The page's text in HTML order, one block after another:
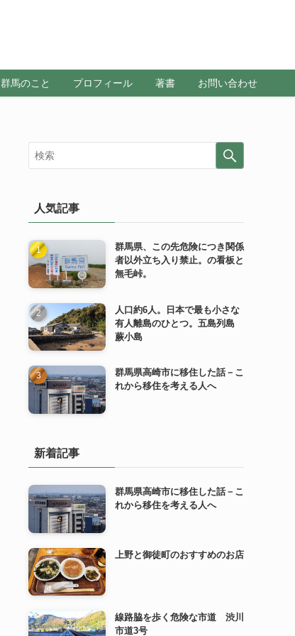
群馬のこと プロフィール 著書 お問い合わせ
人気記事
群馬県、この先危険につき関係
者以外立ち入り禁止。の看板と
無毛峠。
人口約6人。日本で最も小さな
有人離島のひとつ。五島列島
蕨小島
群馬県高崎市に移住した話－こ
れから移住を考える人へ
新着記事
群馬県高崎市に移住した話－こ
れから移住を考える人へ
上野と御徒町のおすすめのお店
線路脇を歩く危険な市道 渋川
市道3号